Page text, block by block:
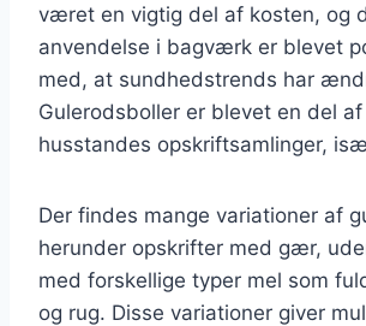
været en vigtig del af kosten, og
anvendelse i bagværk er blevet
med, at sundhedstrends har
Gulerodsboller er blevet en del af
husstandes opskriftsamlinger,
Der findes mange variationer af
herunder opskrifter med gær,
med forskellige typer mel som
og rug. Disse variationer giver